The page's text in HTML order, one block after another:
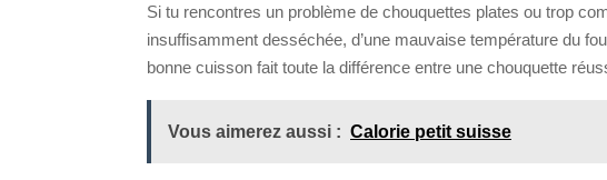
Si tu rencontres un problème de chouquettes plates ou trop
insuffisamment desséchée, d’une mauvaise température du
bonne cuisson fait toute la différence entre une chouquette
Vous aimerez aussi : Calorie petit suisse